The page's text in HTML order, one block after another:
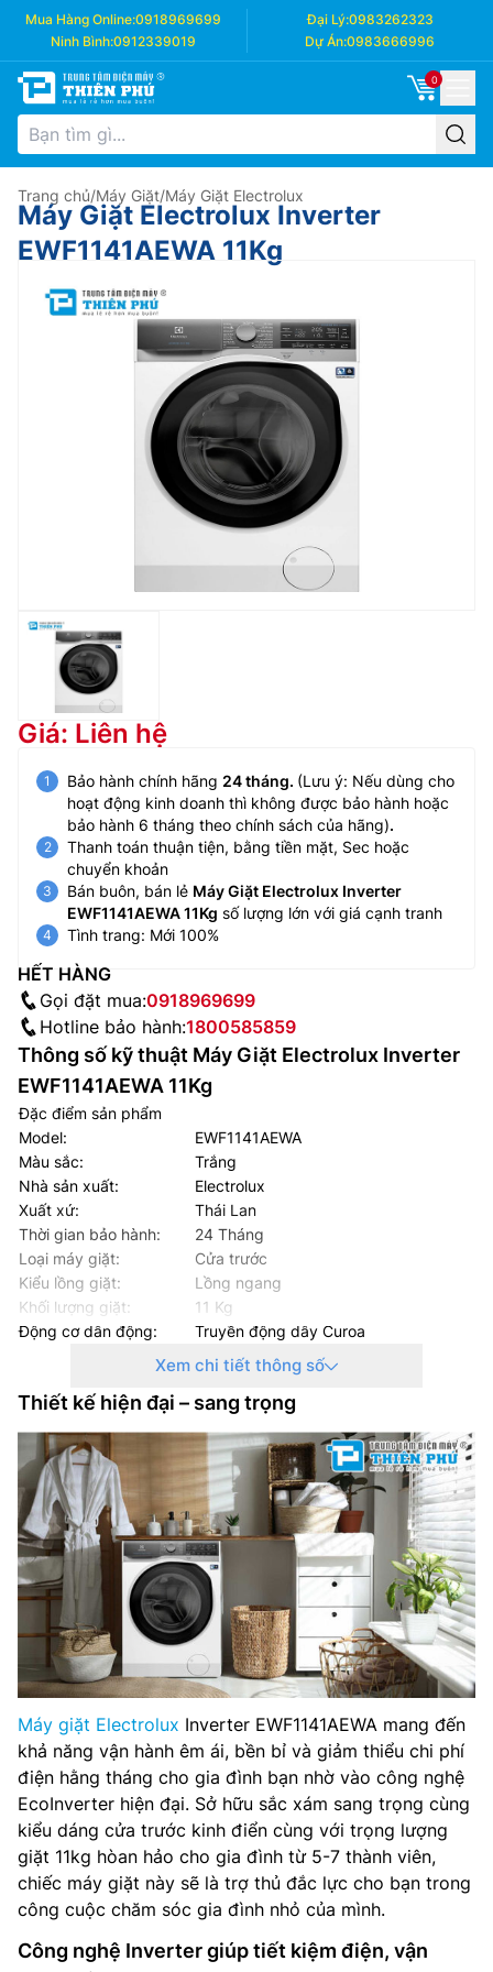
Mua Hàng Online:0918969699 Đại Lý:0983262323
Ninh Bình:0912339019 Dự Án:0983666996
0
Trang chủ/Máy Giặt/Máy Giặt Electrolux
Máy Giặt Electrolux Inverter
EWF1141AEWA 11Kg
Giá: Liên hệ
Bảo hành chính hãng 24 tháng. (Lưu ý: Nếu dùng cho
hoạt động kinh doanh thì không được bảo hành hoặc
bảo hành 6 tháng theo chính sách của hãng).
Thanh toán thuận tiện, bằng tiền mặt, Sec hoặc
chuyển khoản
Bán buôn, bán lẻ Máy Giặt Electrolux Inverter
EWF1141AEWA 11Kg số lượng lớn với giá cạnh tranh
Tình trang: Mới 100%
HẾT HÀNG
Gọi đặt mua:0918969699
Hotline bảo hành:1800585859
Thông số kỹ thuật Máy Giặt Electrolux Inverter
EWF1141AEWA 11Kg
Đặc điểm sản phẩm
Model:
EWF1141AEWA
Màu sắc:
Trắng
Nhà sản xuất:
Electrolux
Xuất xứ:
Thái Lan
Thời gian bảo hành:
24 Tháng
Loại máy giặt:
Cửa trước
Kiểu lồng giặt:
Lồng ngang
Khối lượng giặt:
11 Kg
Động cơ dẫn động:
Truyền động dây Curoa
Công nghệ Inverter:
Có Inverter
1400 vòng/phút
Chế độ giặt nhanh:
Có
Kháng khuẩn – Khử mùi:Giặt hơi nước Vapour Care
Vệ sinh lồng giặt:
Có
Chất liệu lồng giặt:
Thép không gỉ
Khóa an toàn:
Có
Cài đặt hẹn giờ:
Có
Kích thước sản phẩm:
850 x 600 x 659 mm
Xem chi tiết thông số
Thiết kế hiện đại – sang trọng
Máy giặt Electrolux Inverter EWF1141AEWA mang đến
khả năng vận hành êm ái, bền bỉ và giảm thiểu chi phí
điện hằng tháng cho gia đình bạn nhờ vào công nghệ
EcoInverter hiện đại. Sở hữu sắc xám sang trọng cùng
kiểu dáng cửa trước kinh điển cùng với trọng lượng
giặt 11kg hòan hảo cho gia đình từ 5-7 thành viên,
chiếc máy giặt này sẽ là trợ thủ đắc lực cho bạn trong
công cuộc chăm sóc gia đình nhỏ của mình.
Công nghệ Inverter giúp tiết kiệm điện, vận